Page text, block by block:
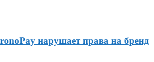
нарушает права на бренд